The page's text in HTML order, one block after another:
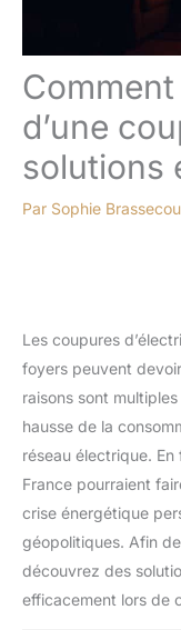
Comment
d’une
solutions
Par Sophie
Les coupures
foyers peuvent
raisons sont
hausse de la
réseau électrique.
France pourraient
crise énergétique
géopolitiques. Afin
découvrez des
efficacement lors de